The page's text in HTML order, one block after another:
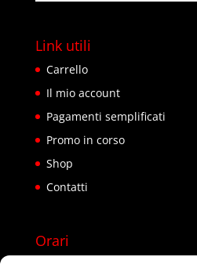
Link utili
Carrello
Il mio account
Pagamenti semplificati
Promo in corso
Shop
Contatti
Orari